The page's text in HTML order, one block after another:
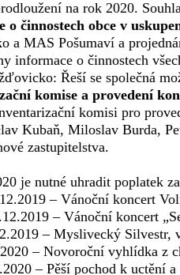
na rok 2020.
o činnostech obce v
a MAS Pošumaví a
informace o činnostech
Řeší se společná
komise a provedení
komisi pro
Kubaň, Miloslav Burda,
zastupitelstva.
je nutné uhradit poplatek
– Vánoční koncert
– Vánoční koncert
– Myslivecký Silvestr,
– Novoroční vyhlídka z
– Pěší pochod k uctění